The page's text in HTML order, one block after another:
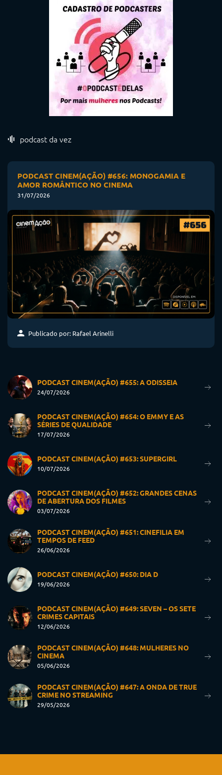
podcast da vez
PODCAST CINEM(AÇÃO) #656: MONOGAMIA E
AMOR ROMÂNTICO NO CINEMA
31/07/2026
Publicado por: Rafael Arinelli
PODCAST CINEM(AÇÃO) #655: A ODISSEIA
24/07/2026
PODCAST CINEM(AÇÃO) #654: O EMMY E AS
SÉRIES DE QUALIDADE
17/07/2026
PODCAST CINEM(AÇÃO) #653: SUPERGIRL
10/07/2026
PODCAST CINEM(AÇÃO) #652: GRANDES CENAS
DE ABERTURA DOS FILMES
03/07/2026
PODCAST CINEM(AÇÃO) #651: CINEFILIA EM
TEMPOS DE FEED
26/06/2026
PODCAST CINEM(AÇÃO) #650: DIA D
19/06/2026
PODCAST CINEM(AÇÃO) #649: SEVEN – OS SETE
CRIMES CAPITAIS
12/06/2026
PODCAST CINEM(AÇÃO) #648: MULHERES NO
CINEMA
05/06/2026
PODCAST CINEM(AÇÃO) #647: A ONDA DE TRUE
CRIME NO STREAMING
29/05/2026